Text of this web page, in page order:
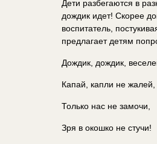
Дети разбегаются в
дождик идет! Скорее
воспитатель,
предлагает детям
Дождик, дождик,
Капай, капли не жалей,
Только нас не замочи,
Зря в окошко не стучи!